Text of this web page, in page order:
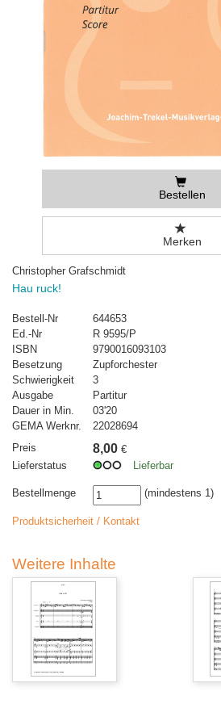
Bestellen
Merken
Christopher Grafschmidt
Hau ruck!
Bestell-Nr
644653
Ed.-Nr
R 9595/P
ISBN
9790016093103
Besetzung
Zupforchester
Schwierigkeit
3
Ausgabe
Partitur
Dauer in Min.
03'20
GEMA Werknr.
22028694
Preis
8,00 €
Lieferstatus
Lieferbar
Bestellmenge (mindestens 1)
Produktsicherheit / Kontakt
Weitere Inhalte